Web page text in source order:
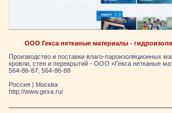
ООО Гекса нетканые материалы -
Производство и поставки влаго-пароизоляционных
кровли, стен и перекрытий - ООО «Гекса нетканые
564-86-87; 564-86-88
Россия | Москва
http://www.gexa.ru/